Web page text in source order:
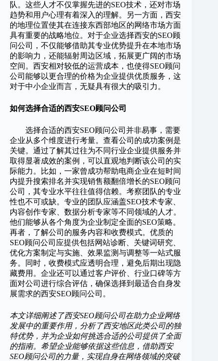
队。这些人才不仅掌握先进的SEO技术，还对市场
趋势和用户心理有着深入的理解。另一方面，西安
的地理位置使其在连接东西部地区的网络市场方面
具有重要的战略地位。对于企业选择西安的SEO顾
问公司，不仅能够借助其专业优势提升在本地市场
的影响力，还能辐射周边区域，拓展更广阔的市场
空间。西安相对较低的运营成本，也使得SEO顾问
公司能够以更合理的价格为企业提供优质服务，这
对于中小企业而言，无疑具有很大的吸引力。
如何选择合适的西安SEO顾问公司
选择合适的西安SEO顾问公司并非易事，需要
企业从多个维度进行考量。查看公司的成功案例是
关键。通过了解其过往为不同行业企业提供服务并
取得显著成效的案例，可以直观地判断该公司的实
际能力。比如，一家曾成功帮助电商企业在短时间
内提升搜索排名并实现销售额翻倍增长的SEO顾问
公司，其专业水平往往值得信赖。考察团队的专业
性也不可或缺。专业的团队应涵盖SEO技术专家、
内容创作专家、数据分析专家等不同领域的人才。
他们能够从各个角度为企业制定全面的SEO策略。
再者，了解公司的服务内容和收费模式。优质的
SEO顾问公司应提供包括网站诊断、关键词研究、
优化方案制定与实施、效果监测与调整等一站式服
务。同时，收费模式应透明合理，避免后期出现隐
藏费用。企业还可以通过客户评价、行业口碑等方
面对公司进行综合评估，确保选择到最适合自身发
展需求的西安SEO顾问公司。
本文详细阐述了西安SEO顾问公司在助力企业网络
发展中的重要作用，分析了西安地区此类公司的独
特优势，并为企业如何挑选合适的公司提供了全面
的指南。希望企业能够依据这些信息，借助西安
SEO顾问公司的力量，实现自身在网络领域的突破